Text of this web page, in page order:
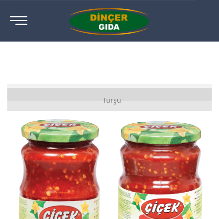
Turşu
Salatalık Turşusu
Yakan Biber Turşusu
Biberiye Turşusu
Jalapeno Turşusu
Frenk Biber Turşusu
Kiraz Biber Turşusu